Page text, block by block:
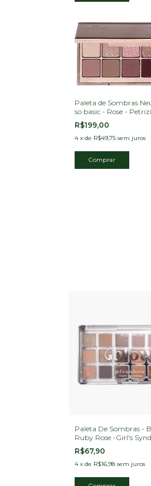
Paleta de Sombras
so basic - Rose -
R$199,00
4 x de R$49,75 sem juros
Paleta De Sombras -
Ruby Rose -Girl's
cores
R$67,90
4 x de R$16,98 sem juros